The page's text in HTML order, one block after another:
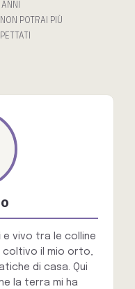
POTRAI PIÙ
e vivo tra le colline
coltivo il mio orto,
di casa. Qui
la terra mi ha